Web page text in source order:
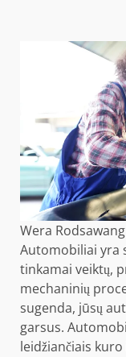
Wera
Automobiliai yra
tinkamai veiktų,
mechaninių
sugenda, jūsų
garsus.
leidžiančiais